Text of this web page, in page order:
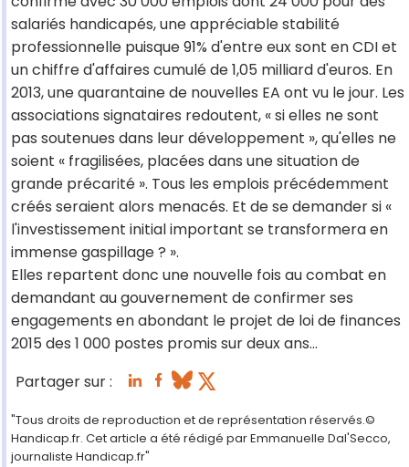
salariés handicapés, une appréciable stabilité
professionnelle puisque 91% d'entre eux sont en CDI et
un chiffre d'affaires cumulé de 1,05 milliard d'euros. En
2013, une quarantaine de nouvelles EA ont vu le jour. Les
associations signataires redoutent, « si elles ne sont
pas soutenues dans leur développement », qu'elles ne
soient « fragilisées, placées dans une situation de
grande précarité ». Tous les emplois précédemment
créés seraient alors menacés. Et de se demander si «
l'investissement initial important se transformera en
immense gaspillage ? ».
Elles repartent donc une nouvelle fois au combat en
demandant au gouvernement de confirmer ses
engagements en abondant le projet de loi de finances
2015 des 1 000 postes promis sur deux ans…
Partager sur :
"Tous droits de reproduction et de représentation réservés.©
Handicap.fr. Cet article a été rédigé par Emmanuelle Dal'Secco,
journaliste Handicap.fr"